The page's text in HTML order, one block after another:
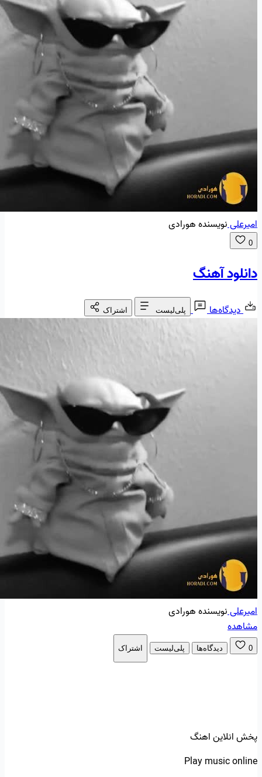
امیرعلینویسنده هورادی
0
دانلود آهنگ
دیدگاه‌ها پلی‌لیست اشتراک
امیرعلینویسنده هورادی
مشاهده
0 دیدگاه‌ها پلی‌لیست اشتراک
پخش انلاین اهنگ
Play music online